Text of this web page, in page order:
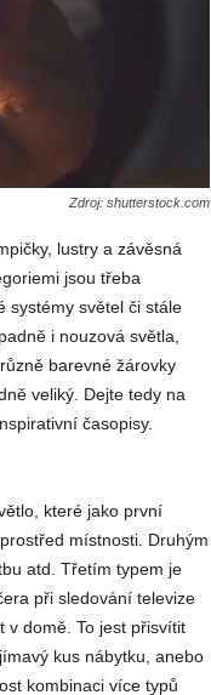
Zdroj: shutterstock.com
lustry a závěsná
jsou třeba
systémy světel či stále
i nouzová světla,
barevné žárovky
veliký. Dejte tedy na
časopisy.
které jako první
místnosti. Druhým
atd. Třetím typem je
při sledování televize
v domě. To jest přisvítit
kus nábytku, anebo
kombinaci více typů